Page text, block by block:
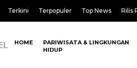
Terkini Terpopuler Top News Rilis
HOME
PARIWISATA & LINGKUNGAN
HIDUP